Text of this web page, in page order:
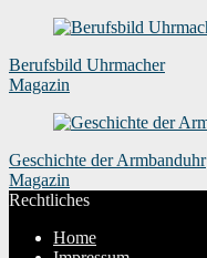
Berufsbild Uhrmacher
Magazin
Geschichte der Armbanduhr
Magazin
Rechtliches
Home